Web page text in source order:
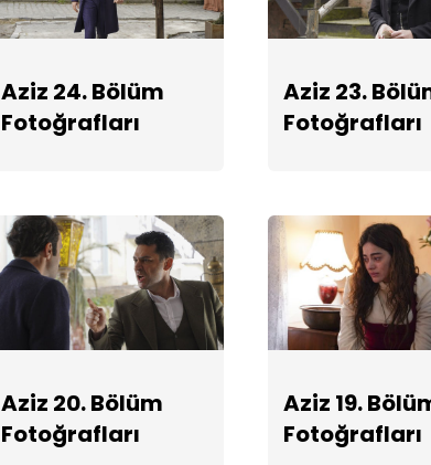
Aziz 24. Bölüm
Fotoğrafları
Aziz 23.
Fotoğrafları
Aziz 20. Bölüm
Fotoğrafları
Aziz 19.
Fotoğrafları